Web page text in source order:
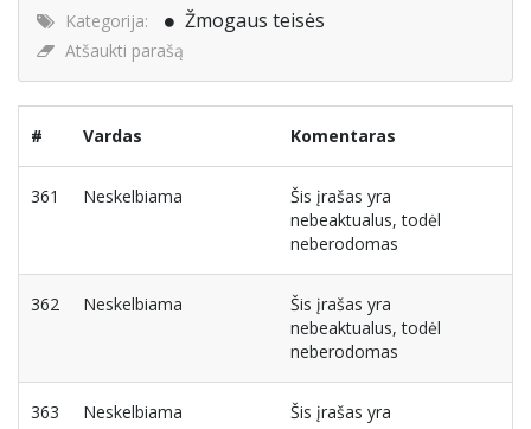
Kategorija:
Žmogaus teisės
Atšaukti parašą
# Vardas Komentaras
361 Neskelbiama
Šis įrašas yra
nebeaktualus, todėl
neberodomas
362 Neskelbiama
Šis įrašas yra
nebeaktualus, todėl
neberodomas
363 Neskelbiama
Šis įrašas yra